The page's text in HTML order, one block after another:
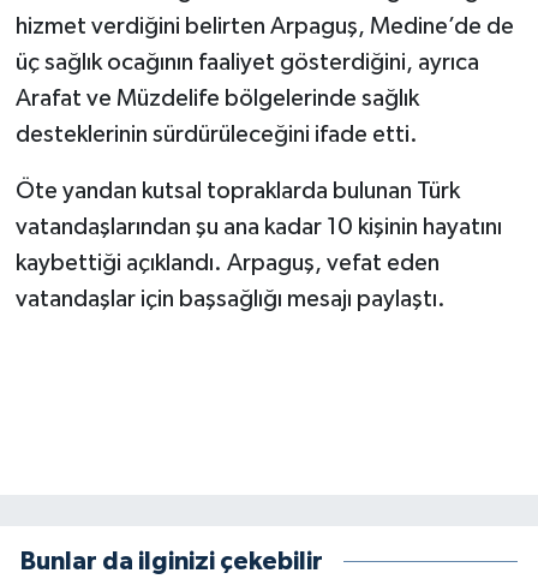
hizmet verdiğini belirten Arpaguş, Medine’de de
üç sağlık ocağının faaliyet gösterdiğini, ayrıca
Arafat ve Müzdelife bölgelerinde sağlık
desteklerinin sürdürüleceğini ifade etti.
Öte yandan kutsal topraklarda bulunan Türk
vatandaşlarından şu ana kadar 10 kişinin hayatını
kaybettiği açıklandı. Arpaguş, vefat eden
vatandaşlar için başsağlığı mesajı paylaştı.
Bunlar da ilginizi çekebilir
BİLİM TEKNOLOJİ
SEÇİM 2015
ÇEVRE
BİLİM VE TEKNOLOJİ